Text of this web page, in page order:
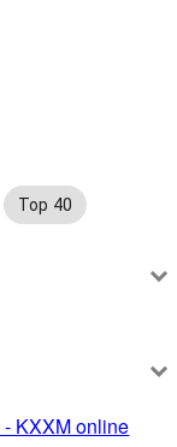
Top 40
KXXM online